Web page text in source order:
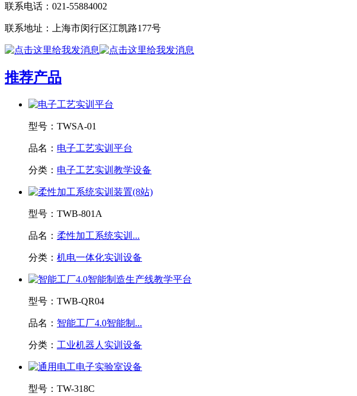
联系电话：021-55884002
联系地址：上海市闵行区江凯路177号
推荐产品
型号： TWSA-01
品名： 电子工艺实训平台
分类： 电子工艺实训教学设备
型号： TWB-801A
品名： 柔性加工系统实训...
分类： 机电一体化实训设备
型号： TWB-QR04
品名： 智能工厂4.0智能制...
分类： 工业机器人实训设备
型号： TW-318C